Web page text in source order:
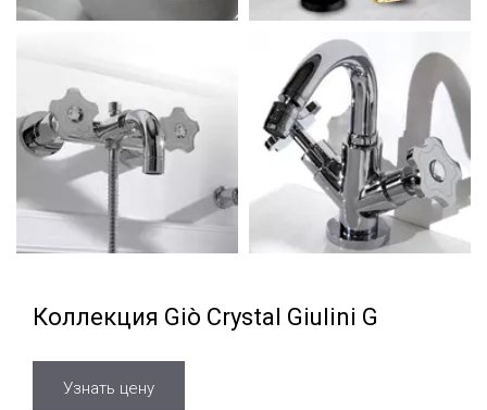
Коллекция Giò Crystal Giulini G
Узнать цену